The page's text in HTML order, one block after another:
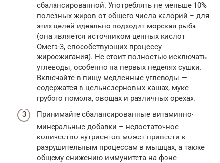
сбалансированной. Употреблять не меньше 10%
полезных жиров от общего числа калорий – для
этих целей идеально подходит морская рыба
(она является источником ценных кислот
Омега-3, способствующих процессу
жиросжигания). Не стоит полностью исключать
углеводы, особенно на первых неделях сушки.
Включайте в пищу медленные углеводы —
содержатся в цельнозерновых кашах, муке
грубого помола, овощах и различных орехах.
Принимайте сбалансированные витаминно-
минеральные добавки – недостаточное
количество нутриентов может привести к
разрушительным процессам в мышцах, а также
общему снижению иммунитета на фоне